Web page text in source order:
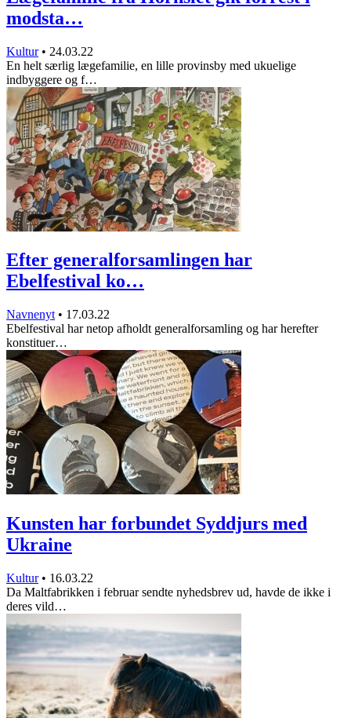
modsta…
Kultur • 24.03.22
En helt særlig lægefamilie, en lille provinsby med ukuelige
indbyggere og f…
Efter generalforsamlingen har
Ebelfestival ko…
Navnenyt • 17.03.22
Ebelfestival har netop afholdt generalforsamling og har herefter
konstituer…
Kunsten har forbundet Syddjurs med
Ukraine
Kultur • 16.03.22
Da Maltfabrikken i februar sendte nyhedsbrev ud, havde de ikke i
deres vild…